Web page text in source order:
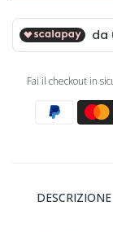
Fai il checkout in
DESCRIZIONE